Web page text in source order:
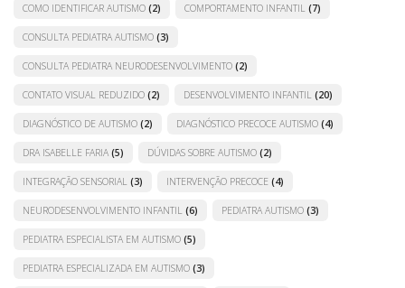
COMO IDENTIFICAR AUTISMO (2) COMPORTAMENTO INFANTIL (7)
CONSULTA PEDIATRA AUTISMO (3)
CONSULTA PEDIATRA NEURODESENVOLVIMENTO (2)
CONTATO VISUAL REDUZIDO (2) DESENVOLVIMENTO INFANTIL (20)
DIAGNÓSTICO DE AUTISMO (2) DIAGNÓSTICO PRECOCE AUTISMO (4)
DRA ISABELLE FARIA (5) DÚVIDAS SOBRE AUTISMO (2)
INTEGRAÇÃO SENSORIAL (3) INTERVENÇÃO PRECOCE (4)
NEURODESENVOLVIMENTO INFANTIL (6) PEDIATRA AUTISMO (3)
PEDIATRA ESPECIALISTA EM AUTISMO (5)
PEDIATRA ESPECIALIZADA EM AUTISMO (3)